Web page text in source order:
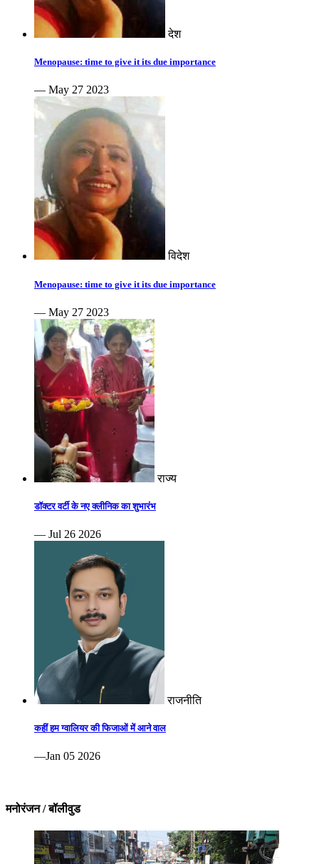
देश
Menopause: time to give it its due importance
— May 27 2023
विदेश
Menopause: time to give it its due importance
— May 27 2023
राज्य
डॉक्टर वर्टी के नए क्लीनिक का शुभारंभ
— Jul 26 2026
राजनीति
कहीं हम ग्वालियर की फिजाओं में आने वाल
—Jan 05 2026
मनोरंजन / बॉलीवुड